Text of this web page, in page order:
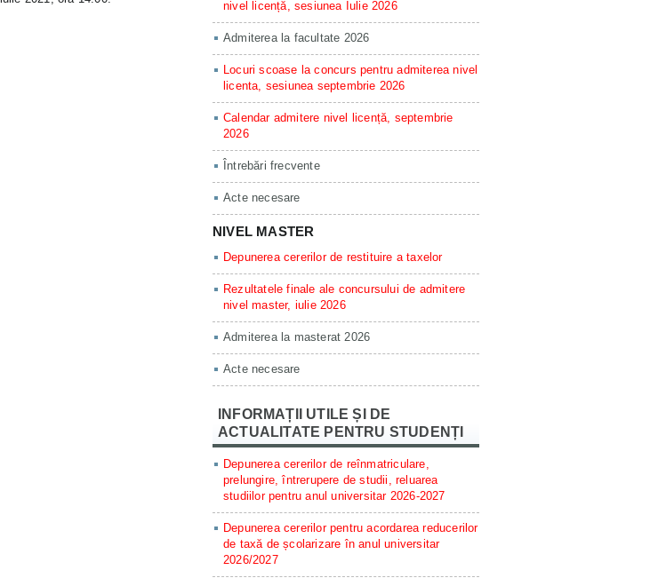
nivel licență, sesiunea Iulie 2026
Admiterea la facultate 2026
Locuri scoase la concurs pentru admiterea nivel
licenta, sesiunea septembrie 2026
Calendar admitere nivel licență, septembrie
2026
Întrebări frecvente
Acte necesare
NIVEL MASTER
Depunerea cererilor de restituire a taxelor
Rezultatele finale ale concursului de admitere
nivel master, iulie 2026
Admiterea la masterat 2026
Acte necesare
INFORMAȚII UTILE ȘI DE
ACTUALITATE PENTRU STUDENȚI
Depunerea cererilor de reînmatriculare,
prelungire, întrerupere de studii, reluarea
studiilor pentru anul universitar 2026-2027
Depunerea cererilor pentru acordarea reducerilor
de taxă de școlarizare în anul universitar
2026/2027